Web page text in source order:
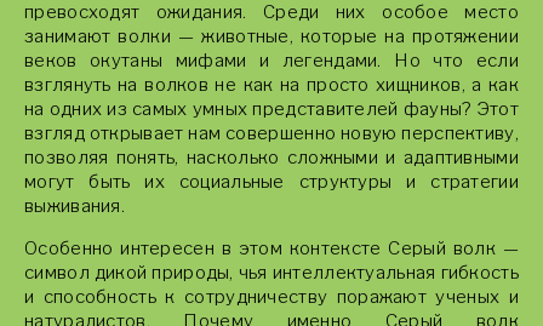
превосходят ожидания. Среди них особое место
занимают волки — животные, которые на протяжении
веков окутаны мифами и легендами. Но что если
взглянуть на волков не как на просто хищников, а как
на одних из самых умных представителей фауны? Этот
взгляд открывает нам совершенно новую перспективу,
позволяя понять, насколько сложными и адаптивными
могут быть их социальные структуры и стратегии
выживания.
Особенно интересен в этом контексте Серый волк —
символ дикой природы, чья интеллектуальная гибкость
и способность к сотрудничеству поражают ученых и
натуралистов. Почему именно Серый волк